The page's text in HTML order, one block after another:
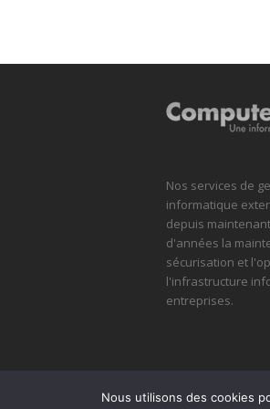
Nos services de
informatique
depuis
d'années la
sécurisation et
l'infrastructure
entreprises.
© ComputerLand
Nous utilisons des cookies